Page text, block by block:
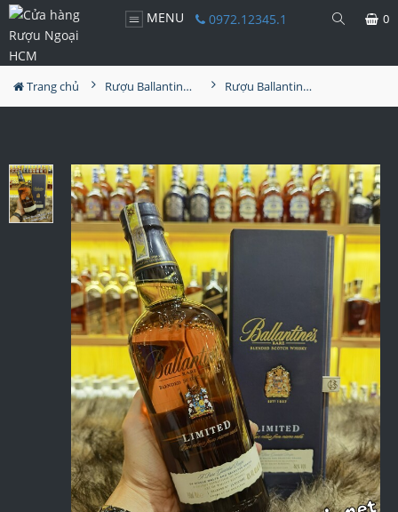
MENU 0972.12345.1 0
Trang chủ Rượu Ballantine's Rượu Ballantine's Limited